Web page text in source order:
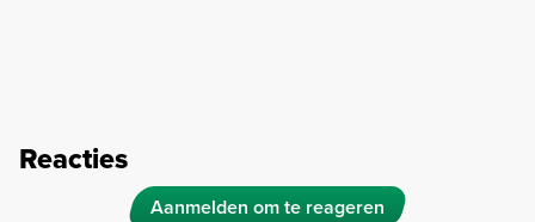
Reacties
Aanmelden om te reageren